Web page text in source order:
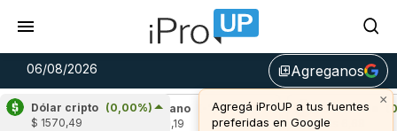
06/08/2026 library_addAgreganos
×
Agregá iProUP a tus fuentes
preferidas en Google
Dólar cripto (0,00%)
$ 1570,49
Cardano
(-1,50%)
Avalanche
u$s 6,68